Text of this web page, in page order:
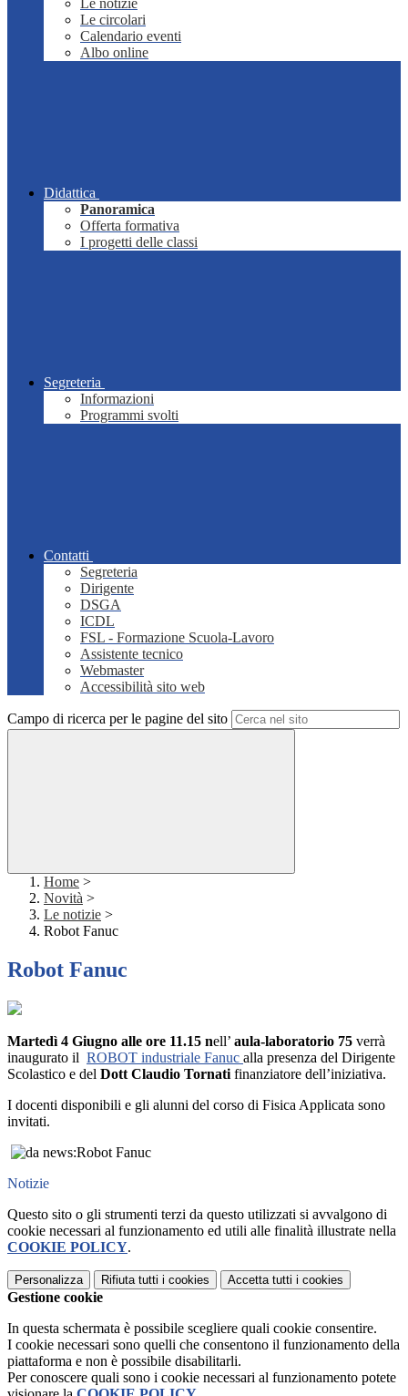
Le notizie
Le circolari
Calendario eventi
Albo online
Didattica
Panoramica
Offerta formativa
I progetti delle classi
Segreteria
Informazioni
Programmi svolti
Contatti
Segreteria
Dirigente
DSGA
ICDL
FSL - Formazione Scuola-Lavoro
Assistente tecnico
Webmaster
Accessibilità sito web
Campo di ricerca per le pagine del sito
Home >
Novità >
Le notizie >
Robot Fanuc
Robot Fanuc
Martedì 4 Giugno alle ore 11.15 nell’ aula-laboratorio 75 verrà
inaugurato il ROBOT industriale Fanuc alla presenza del Dirigente
Scolastico e del Dott Claudio Tornati finanziatore dell’iniziativa.
I docenti disponibili e gli alunni del corso di Fisica Applicata sono
invitati.
Notizie
Questo sito o gli strumenti terzi da questo utilizzati si avvalgono di
cookie necessari al funzionamento ed utili alle finalità illustrate nella
COOKIE POLICY.
Personalizza Rifiuta tutti i cookies Accetta tutti i cookies
Gestione cookie
In questa schermata è possibile scegliere quali cookie consentire.
I cookie necessari sono quelli che consentono il funzionamento della
piattaforma e non è possibile disabilitarli.
Per conoscere quali sono i cookie necessari al funzionamento potete